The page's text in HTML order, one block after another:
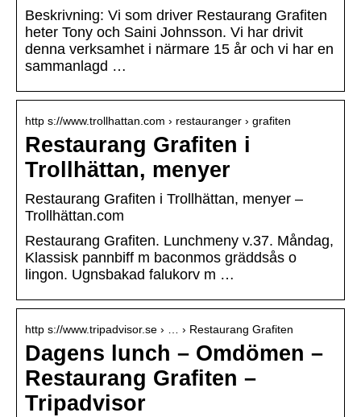
Beskrivning: Vi som driver Restaurang Grafiten
heter Tony och Saini Johnsson. Vi har drivit
denna verksamhet i närmare 15 år och vi har en
sammanlagd …
http s://www.trollhattan.com › restauranger › grafiten
Restaurang Grafiten i
Trollhättan, menyer
Restaurang Grafiten i Trollhättan, menyer –
Trollhättan.com
Restaurang Grafiten. Lunchmeny v.37. Måndag,
Klassisk pannbiff m baconmos gräddsås o
lingon. Ugnsbakad falukorv m …
http s://www.tripadvisor.se › … › Restaurang Grafiten
Dagens lunch – Omdömen –
Restaurang Grafiten –
Tripadvisor